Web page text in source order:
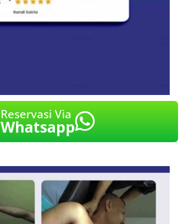
Reservasi Via
Whatsapp